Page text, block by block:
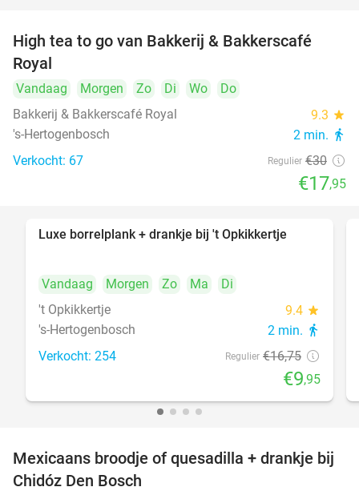
40%
High tea to go van Bakkerij & Bakkerscafé
Royal
Vandaag Morgen Zo Di Wo
Do
Bakkerij & Bakkerscafé Royal
9.3 star
's-Hertogenbosch 2 min. directions_walk
Verkocht: 67 Regulier €30
€17,95
Luxe borrelplank + drankje bij 't Opkikkertje
Vandaag Morgen Zo Ma
Di
't Opkikkertje
9.4 star
's-Hertogenbosch 2 min. directions_walk
Verkocht: 254 Regulier €16,75
€9,95
37%
Mexicaans broodje of quesadilla + drankje bij
Chidóz Den Bosch